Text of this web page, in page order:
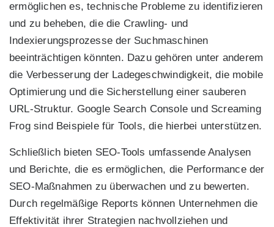
ermöglichen es, technische Probleme zu identifizieren
und zu beheben, die die Crawling- und
Indexierungsprozesse der Suchmaschinen
beeinträchtigen könnten. Dazu gehören unter anderem
die Verbesserung der Ladegeschwindigkeit, die mobile
Optimierung und die Sicherstellung einer sauberen
URL-Struktur. Google Search Console und Screaming
Frog sind Beispiele für Tools, die hierbei unterstützen.
Schließlich bieten SEO-Tools umfassende Analysen
und Berichte, die es ermöglichen, die Performance der
SEO-Maßnahmen zu überwachen und zu bewerten.
Durch regelmäßige Reports können Unternehmen die
Effektivität ihrer Strategien nachvollziehen und